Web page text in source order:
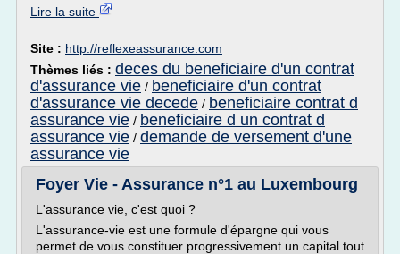
Lire la suite
Site : http://reflexeassurance.com
Thèmes liés : deces du beneficiaire d'un contrat
d'assurance vie / beneficiaire d'un contrat
d'assurance vie decede / beneficiaire contrat d
assurance vie / beneficiaire d un contrat d
assurance vie / demande de versement d'une
assurance vie
Foyer Vie - Assurance n°1 au Luxembourg
L'assurance vie, c'est quoi ?
L'assurance-vie est une formule d'épargne qui vous
permet de vous constituer progressivement un capital tout